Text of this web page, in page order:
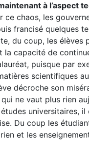
à l’aspect
ce chaos, les
francisé quelques
du coup, les élèves
la capacité de
puisque par
scientifiques
décroche son
ne vaut plus rien
universitaires,
Du coup les
et les